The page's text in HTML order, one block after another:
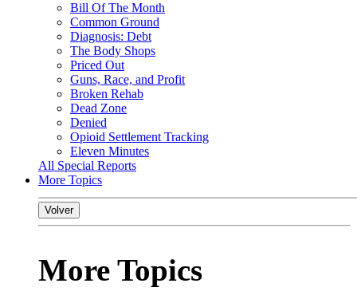
Bill Of The Month
Common Ground
Diagnosis: Debt
The Body Shops
Priced Out
Guns, Race, and Profit
Broken Rehab
Dead Zone
Denied
Opioid Settlement Tracking
Eleven Minutes
All Special Reports
More Topics
Volver
More Topics